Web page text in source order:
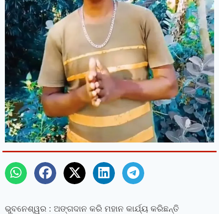
ଭୁବନେଶ୍ୱର : ଅଙ୍ଗଦାନ କରି ମହାନ କାର୍ଯ୍ୟ କରିଛନ୍ତି